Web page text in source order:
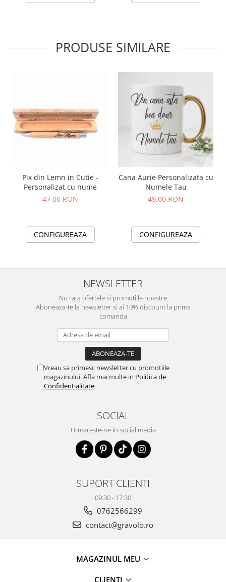
PRODUSE SIMILARE
Pix din Lemn in Cutie -
Personalizat cu nume
47,00 RON
CONFIGUREAZA
Cana Aurie Personalizata cu
Numele Tau
49,00 RON
CONFIGUREAZA
NEWSLETTER
Nu rata ofertele si promotiile noastre
Aboneaza-te la newsletter si ai 10% discount la prima
comanda
Vreau sa primesc newsletter cu promotiile
magazinului. Afla mai multe in Politica de
Confidentialitate
SOCIAL
Urmareste-ne in social media
SUPORT CLIENTI
09:30 - 17:30
0762566299
contact@gravolo.ro
MAGAZINUL MEU
CLIENTI